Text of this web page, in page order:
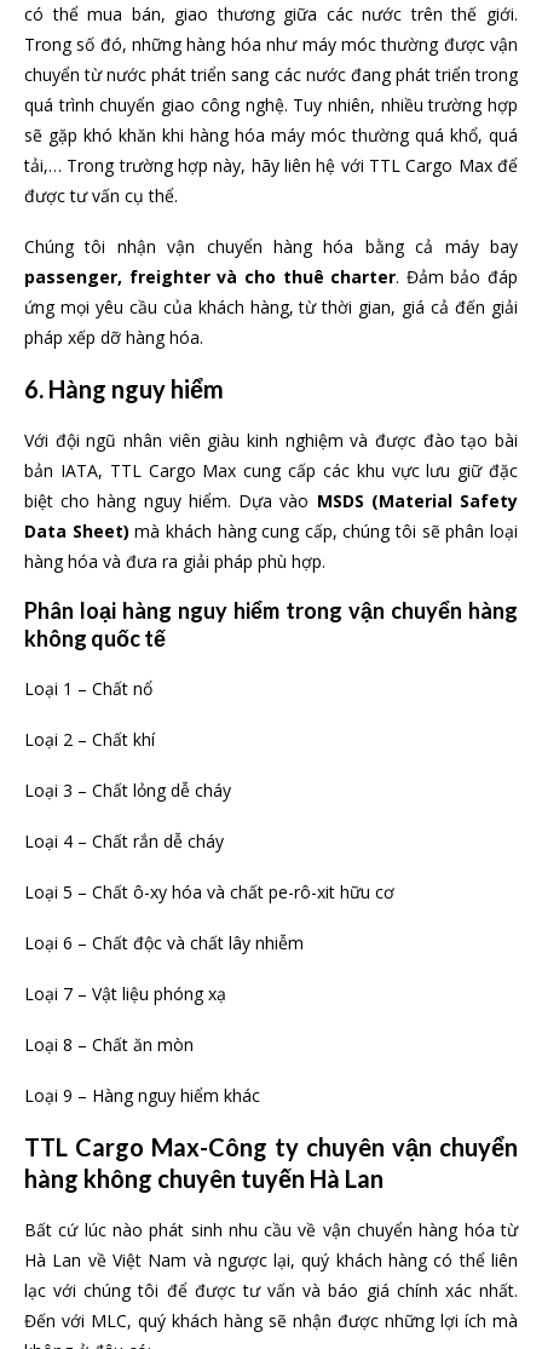
có thể mua bán, giao thương giữa các nước trên thế giới.
Trong số đó, những hàng hóa như máy móc thường được vận
chuyển từ nước phát triển sang các nước đang phát triển trong
quá trình chuyển giao công nghệ. Tuy nhiên, nhiều trường hợp
sẽ gặp khó khăn khi hàng hóa máy móc thường quá khổ, quá
tải,… Trong trường hợp này, hãy liên hệ với TTL Cargo Max để
được tư vấn cụ thể.
Chúng tôi nhận vận chuyển hàng hóa bằng cả máy bay
passenger, freighter và cho thuê charter. Đảm bảo đáp
ứng mọi yêu cầu của khách hàng, từ thời gian, giá cả đến giải
pháp xếp dỡ hàng hóa.
6. Hàng nguy hiểm
Với đội ngũ nhân viên giàu kinh nghiệm và được đào tạo bài
bản IATA, TTL Cargo Max cung cấp các khu vực lưu giữ đặc
biệt cho hàng nguy hiểm. Dựa vào MSDS (Material Safety
Data Sheet) mà khách hàng cung cấp, chúng tôi sẽ phân loại
hàng hóa và đưa ra giải pháp phù hợp.
Phân loại hàng nguy hiểm trong vận chuyển hàng
không quốc tế
Loại 1 – Chất nổ
Loại 2 – Chất khí
Loại 3 – Chất lỏng dễ cháy
Loại 4 – Chất rắn dễ cháy
Loại 5 – Chất ô-xy hóa và chất pe-rô-xit hữu cơ
Loại 6 – Chất độc và chất lây nhiễm
Loại 7 – Vật liệu phóng xạ
Loại 8 – Chất ăn mòn
Loại 9 – Hàng nguy hiểm khác
TTL Cargo Max-Công ty chuyên vận chuyển
hàng không chuyên tuyến Hà Lan
Bất cứ lúc nào phát sinh nhu cầu về vận chuyển hàng hóa từ
Hà Lan về Việt Nam và ngược lại, quý khách hàng có thể liên
lạc với chúng tôi để được tư vấn và báo giá chính xác nhất.
Đến với MLC, quý khách hàng sẽ nhận được những lợi ích mà